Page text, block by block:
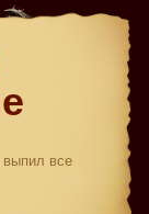
все